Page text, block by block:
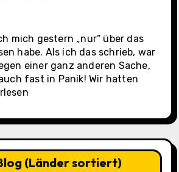
mich gestern „nur“ über das
habe. Als ich das schrieb, war
einer ganz anderen Sache,
fast in Panik! Wir hatten
(Länder sortiert)